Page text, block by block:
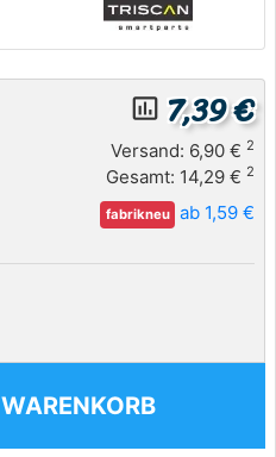
insert_chart_outlined 7,39 €
Versand: 6,90 € 2
Gesamt: 14,29 € 2
fabrikneu ab 1,59 €
WARENKORB